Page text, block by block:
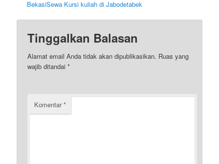
BekasiSewa Kursi kuliah di Jabodetabek
Tinggalkan Balasan
Alamat email Anda tidak akan dipublikasikan. Ruas yang
wajib ditandai*
Komentar*